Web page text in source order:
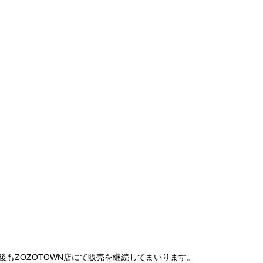
ZOZOTOWN店にて販売を継続してまいります。